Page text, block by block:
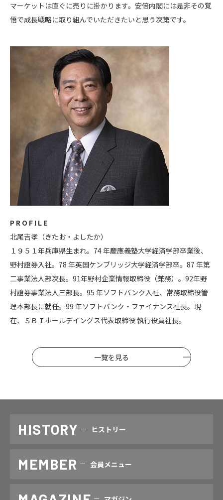
マーケットは直ぐに売りに掛かります。安倍内閣には是非その覚
悟で成長戦略に取り組んでいただきたいと思う次第です。
P R O F I L E
北尾吉孝（きたお・よしたか）
１９５１年兵庫県生まれ。74 年慶應義塾大学経済学部卒業後、
野村證券入社。78 年英国ケンブリッジ大学経済学部卒。87 年第
二事業法人部次長。91年野村企業情報取締役（兼務）。92年野
村證券事業法人三部長。95 年ソフトバンク入社、常務取締役管
理本部長に就任。99 年ソフトバンク・ファイナンス社長。現
在、ＳＢＩホールデイングス代表取締役 執行役員社長。
一覧を見る
HISTORY ヒストリー
MEMBER 会員メニュー